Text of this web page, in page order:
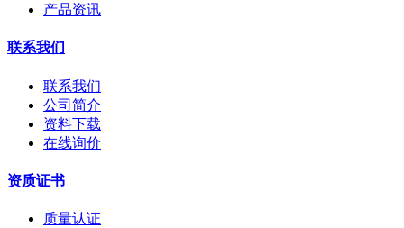
产品资讯
联系我们
联系我们
公司简介
资料下载
在线询价
资质证书
质量认证